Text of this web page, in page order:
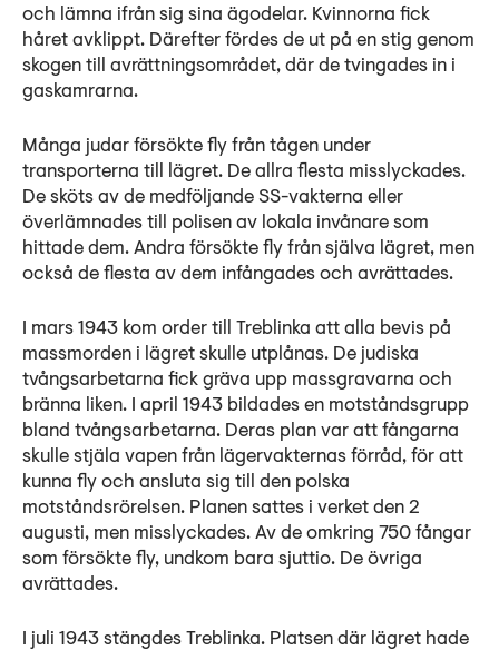
och lämna ifrån sig sina ägodelar. Kvinnorna fick
håret avklippt. Därefter fördes de ut på en stig genom
skogen till avrättningsområdet, där de tvingades in i
gaskamrarna.
Många judar försökte fly från tågen under
transporterna till lägret. De allra flesta misslyckades.
De sköts av de medföljande SS-vakterna eller
överlämnades till polisen av lokala invånare som
hittade dem. Andra försökte fly från själva lägret, men
också de flesta av dem infångades och avrättades.
I mars 1943 kom order till Treblinka att alla bevis på
massmorden i lägret skulle utplånas. De judiska
tvångsarbetarna fick gräva upp massgravarna och
bränna liken. I april 1943 bildades en motståndsgrupp
bland tvångsarbetarna. Deras plan var att fångarna
skulle stjäla vapen från lägervakternas förråd, för att
kunna fly och ansluta sig till den polska
motståndsrörelsen. Planen sattes i verket den 2
augusti, men misslyckades. Av de omkring 750 fångar
som försökte fly, undkom bara sjuttio. De övriga
avrättades.
I juli 1943 stängdes Treblinka. Platsen där lägret hade